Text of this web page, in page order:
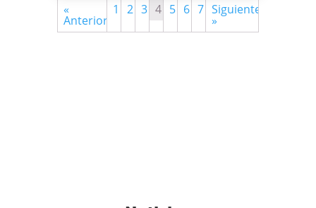
«
Anterior
1 2 3 4 5 6 7 Siguiente
»